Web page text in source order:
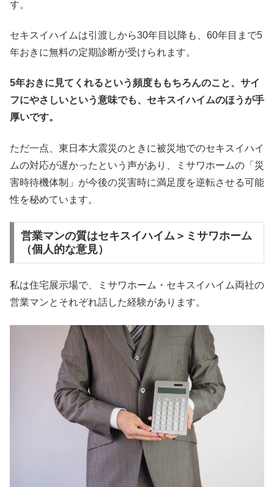
す。
セキスイハイムは引渡しから30年目以降も、60年目まで5
年おきに無料の定期診断が受けられます。
5年おきに見てくれるという頻度ももちろんのこと、サイ
フにやさしいという意味でも、セキスイハイムのほうが手
厚いです。
ただ一点、東日本大震災のときに被災地でのセキスイハイ
ムの対応が遅かったという声があり、ミサワホームの「災
害時待機体制」が今後の災害時に満足度を逆転させる可能
性を秘めています。
営業マンの質はセキスイハイム＞ミサワホーム
（個人的な意見）
私は住宅展示場で、ミサワホーム・セキスイハイム両社の
営業マンとそれぞれ話した経験があります。